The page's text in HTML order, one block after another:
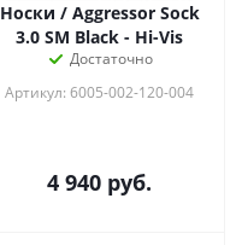
Носки / Aggressor Sock
3.0 SM Black - Hi-Vis
Достаточно
Артикул: 6005-002-120-004
4 940 руб.